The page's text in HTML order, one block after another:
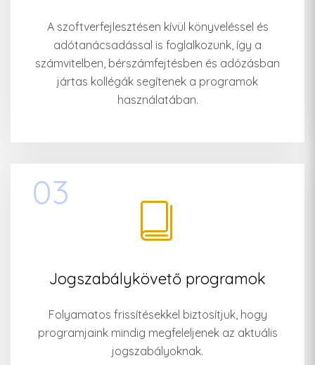
A szoftverfejlesztésen kívül könyveléssel és
adótanácsadással is foglalkozunk, így a
számvitelben, bérszámfejtésben és adózásban
jártas kollégák segítenek a programok
használatában.
03
Jogszabálykövető programok
Folyamatos frissítésekkel biztosítjuk, hogy
programjaink mindig megfeleljenek az aktuális
jogszabályoknak.